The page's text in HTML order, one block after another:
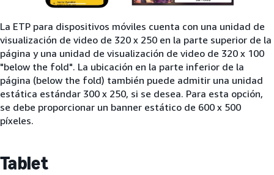
La ETP para dispositivos móviles cuenta con una unidad de
visualización de video de 320 x 250 en la parte superior de la
página y una unidad de visualización de video de 320 x 100
"below the fold". La ubicación en la parte inferior de la
página (below the fold) también puede admitir una unidad
estática estándar 300 x 250, si se desea. Para esta opción,
se debe proporcionar un banner estático de 600 x 500
píxeles.
Tablet